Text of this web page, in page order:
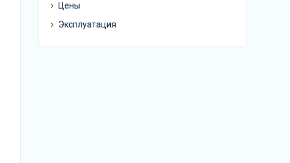
Цены
Эксплуатация